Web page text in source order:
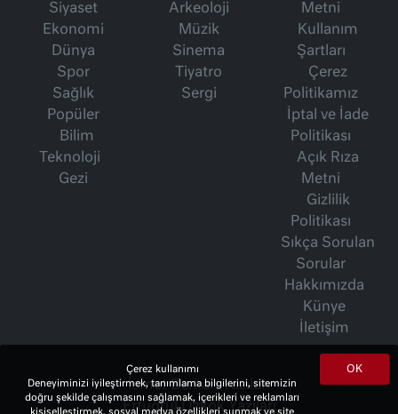
Siyaset
Ekonomi
Dünya
Spor
Sağlık
Popüler
Bilim
Teknoloji
Gezi
Arkeoloji
Müzik
Sinema
Tiyatro
Sergi
Metni
Kullanım
Şartları
Çerez
Politikamız
İptal ve İade
Politikası
Açık Rıza
Metni
Gizlilik
Politikası
Sıkça Sorulan
Sorular
Hakkımızda
Künye
İletişim
İsmet Berkan Yazıları
Ertuğrul Özkök Yazıları
OK
Çerez kullanımı
Deneyiminizi iyileştirmek, tanımlama bilgilerini, sitemizin
doğru şekilde çalışmasını sağlamak, içerikleri ve reklamları
kişiselleştirmek, sosyal medya özellikleri sunmak ve site